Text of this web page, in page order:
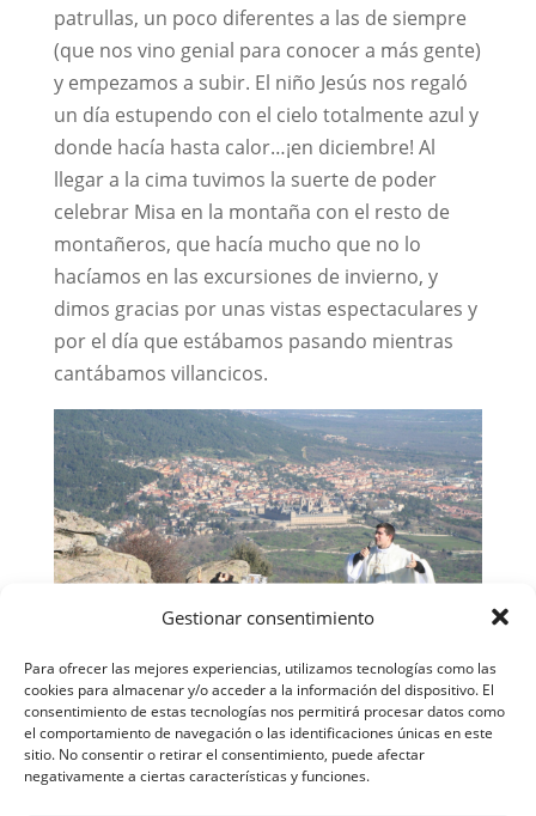
Gestionar consentimiento
Para ofrecer las mejores experiencias, utilizamos tecnologías como las
cookies para almacenar y/o acceder a la información del dispositivo. El
consentimiento de estas tecnologías nos permitirá procesar datos como
el comportamiento de navegación o las identificaciones únicas en este
sitio. No consentir o retirar el consentimiento, puede afectar
negativamente a ciertas características y funciones.
patrullas, un poco diferentes a las de siempre
(que nos vino genial para conocer a más gente)
y empezamos a subir. El niño Jesús nos regaló
un día estupendo con el cielo totalmente azul y
donde hacía hasta calor…¡en diciembre! Al
llegar a la cima tuvimos la suerte de poder
celebrar Misa en la montaña con el resto de
montañeros, que hacía mucho que no lo
hacíamos en las excursiones de invierno, y
dimos gracias por unas vistas espectaculares y
por el día que estábamos pasando mientras
cantábamos villancicos.
Luego nos separamos del resto de grupos y las
medianas hicimos el silencio de cumbres,
aunque a una hora crítica porque ya asomaba